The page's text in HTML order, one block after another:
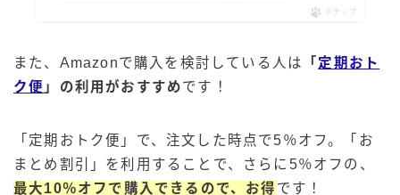
ポチップ
また、Amazonで購入を検討している人は 「 定期おト
ク便 」の利用がおすすめです！
「定期おトク便」で、注文した時点で5％オフ。「お
まとめ割引」を利用することで、さらに5％オフの、
最大10％オフで購入できるので、お得 です！